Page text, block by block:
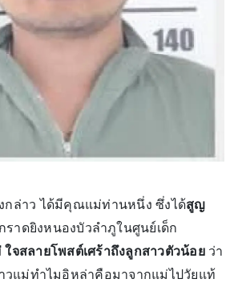
กล่าว ได้มีคุณแม่ท่านหนึ่ง ซึ่งได้สูญ
ราดยิงหนองบัวลำภูในศูนย์เด็ก
จสลายโพสต์เศร้าถึงลูกสาวตัวน้อย ว่า
วแม่ทำไมอิหล่าคือมาจากแม่ไปวัยแท้